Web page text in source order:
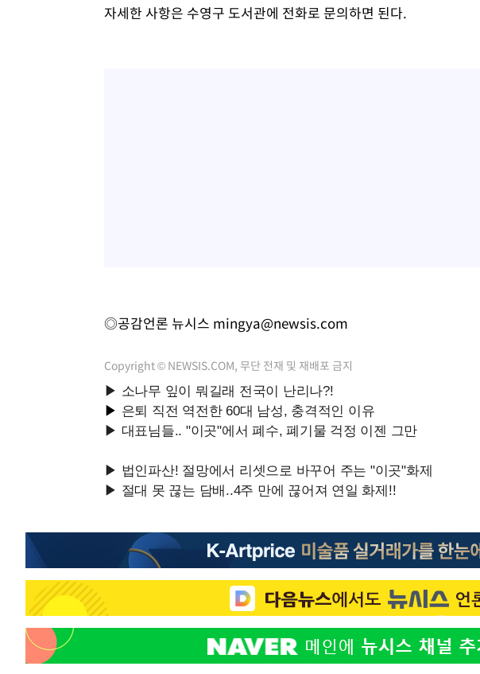
자세한 사항은 수영구 도서관에 전화로 문의하면 된다.
◎공감언론 뉴시스 mingya@newsis.com
Copyright © NEWSIS.COM, 무단 전재 및 재배포 금지